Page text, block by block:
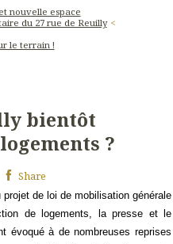
nouvelle espace
du 27 rue de Reuilly
le terrain !
bientôt
?
Share
de loi de mobilisation générale
de logements, la presse et le
évoqué à de nombreuses reprises